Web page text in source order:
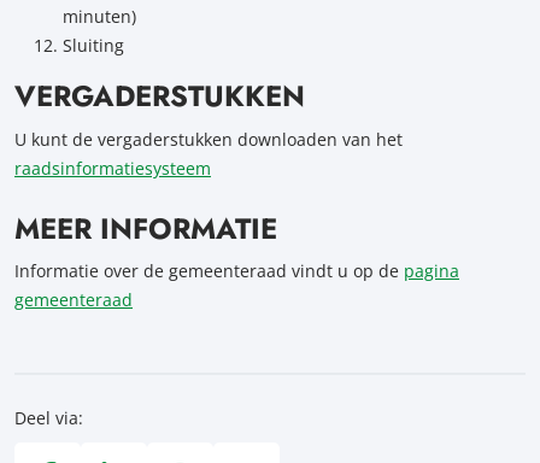
minuten)
Sluiting
VERGADERSTUKKEN
U kunt de vergaderstukken downloaden van het
raadsinformatiesysteem
MEER INFORMATIE
Informatie over de gemeenteraad vindt u op de pagina
gemeenteraad
Deel via: